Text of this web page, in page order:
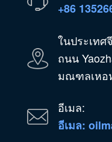
+86
ในประเทศ
ถนน
มณฑลเหอ
อีเมล:
อีเมล: